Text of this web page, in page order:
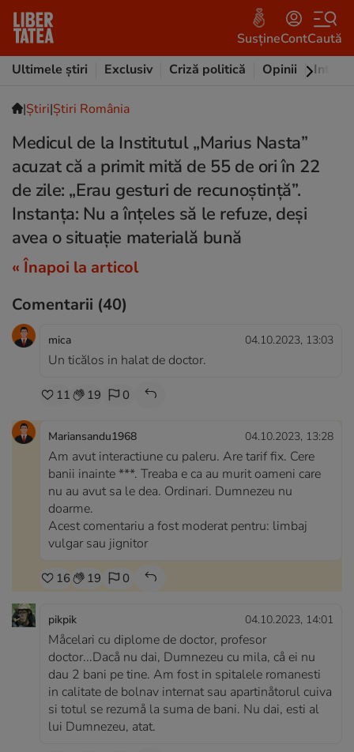
SusțineContCaută
Ultimele știri
Exclusiv Criză politică Opinii
|Ştiri|Știri România
Medicul de la Institutul „Marius Nasta”
acuzat că a primit mită de 55 de ori în 22
de zile: „Erau gesturi de recunoștință”.
Instanța: Nu a înțeles să le refuze, deși
avea o situație materială bună
« Înapoi la articol
Comentarii (40)
mica 04.10.2023, 13:03
Un ticălos in halat de doctor.
11 19 0
Mariansandu1968 04.10.2023, 13:28
Am avut interactiune cu paleru. Are tarif fix. Cere
banii inainte ***. Treaba e ca au murit oameni care
nu au avut sa le dea. Ordinari. Dumnezeu nu
doarme.
Acest comentariu a fost moderat pentru: limbaj
vulgar sau jignitor
16 19 0
pikpik 04.10.2023, 14:01
Måcelari cu diplome de doctor, profesor
doctor...Dacå nu dai, Dumnezeu cu mila, cå ei nu
dau 2 bani pe tine. Am fost in spitalele romanesti
in calitate de bolnav internat sau apartinåtorul cuiva
si totul se rezumå la suma de bani. Nu dai, esti al
lui Dumnezeu, atat.